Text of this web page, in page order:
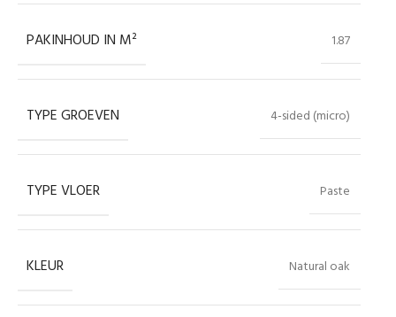
PAKINHOUD IN M² 1.87
TYPE GROEVEN 4-sided (micro)
TYPE VLOER Paste
KLEUR Natural oak